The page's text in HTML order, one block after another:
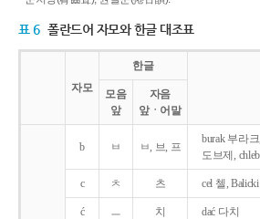
표 6 폴란드어 자모와 한글 대조표
자모
한글
모음
앞
자음
앞ㆍ어말
b ㅂ ㅂ, 브, 프
burak 부라
도브제,
c ㅊ 츠 cel 첼,
ć ㅡ 치 dać 다치